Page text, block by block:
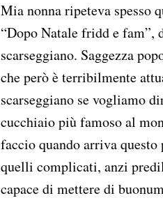
Mia nonna ripeteva spesso
“Dopo Natale fridd e
scarseggiano. Saggezza
che però è terribilmente
scarseggiano se vogliamo
cucchiaio più famoso al
faccio quando arriva
quelli complicati, anzi
capace di mettere di